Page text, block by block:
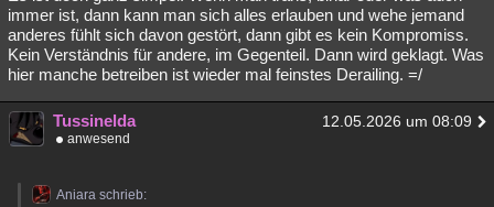
immer ist, dann kann man sich alles erlauben und wehe jemand
anderes fühlt sich davon gestört, dann gibt es kein Kompromiss.
Kein Verständnis für andere, im Gegenteil. Dann wird geklagt. Was
hier manche betreiben ist wieder mal feinstes Derailing. =/
Tussinelda 12.05.2026 um 08:09
anwesend
Aniara schrieb: